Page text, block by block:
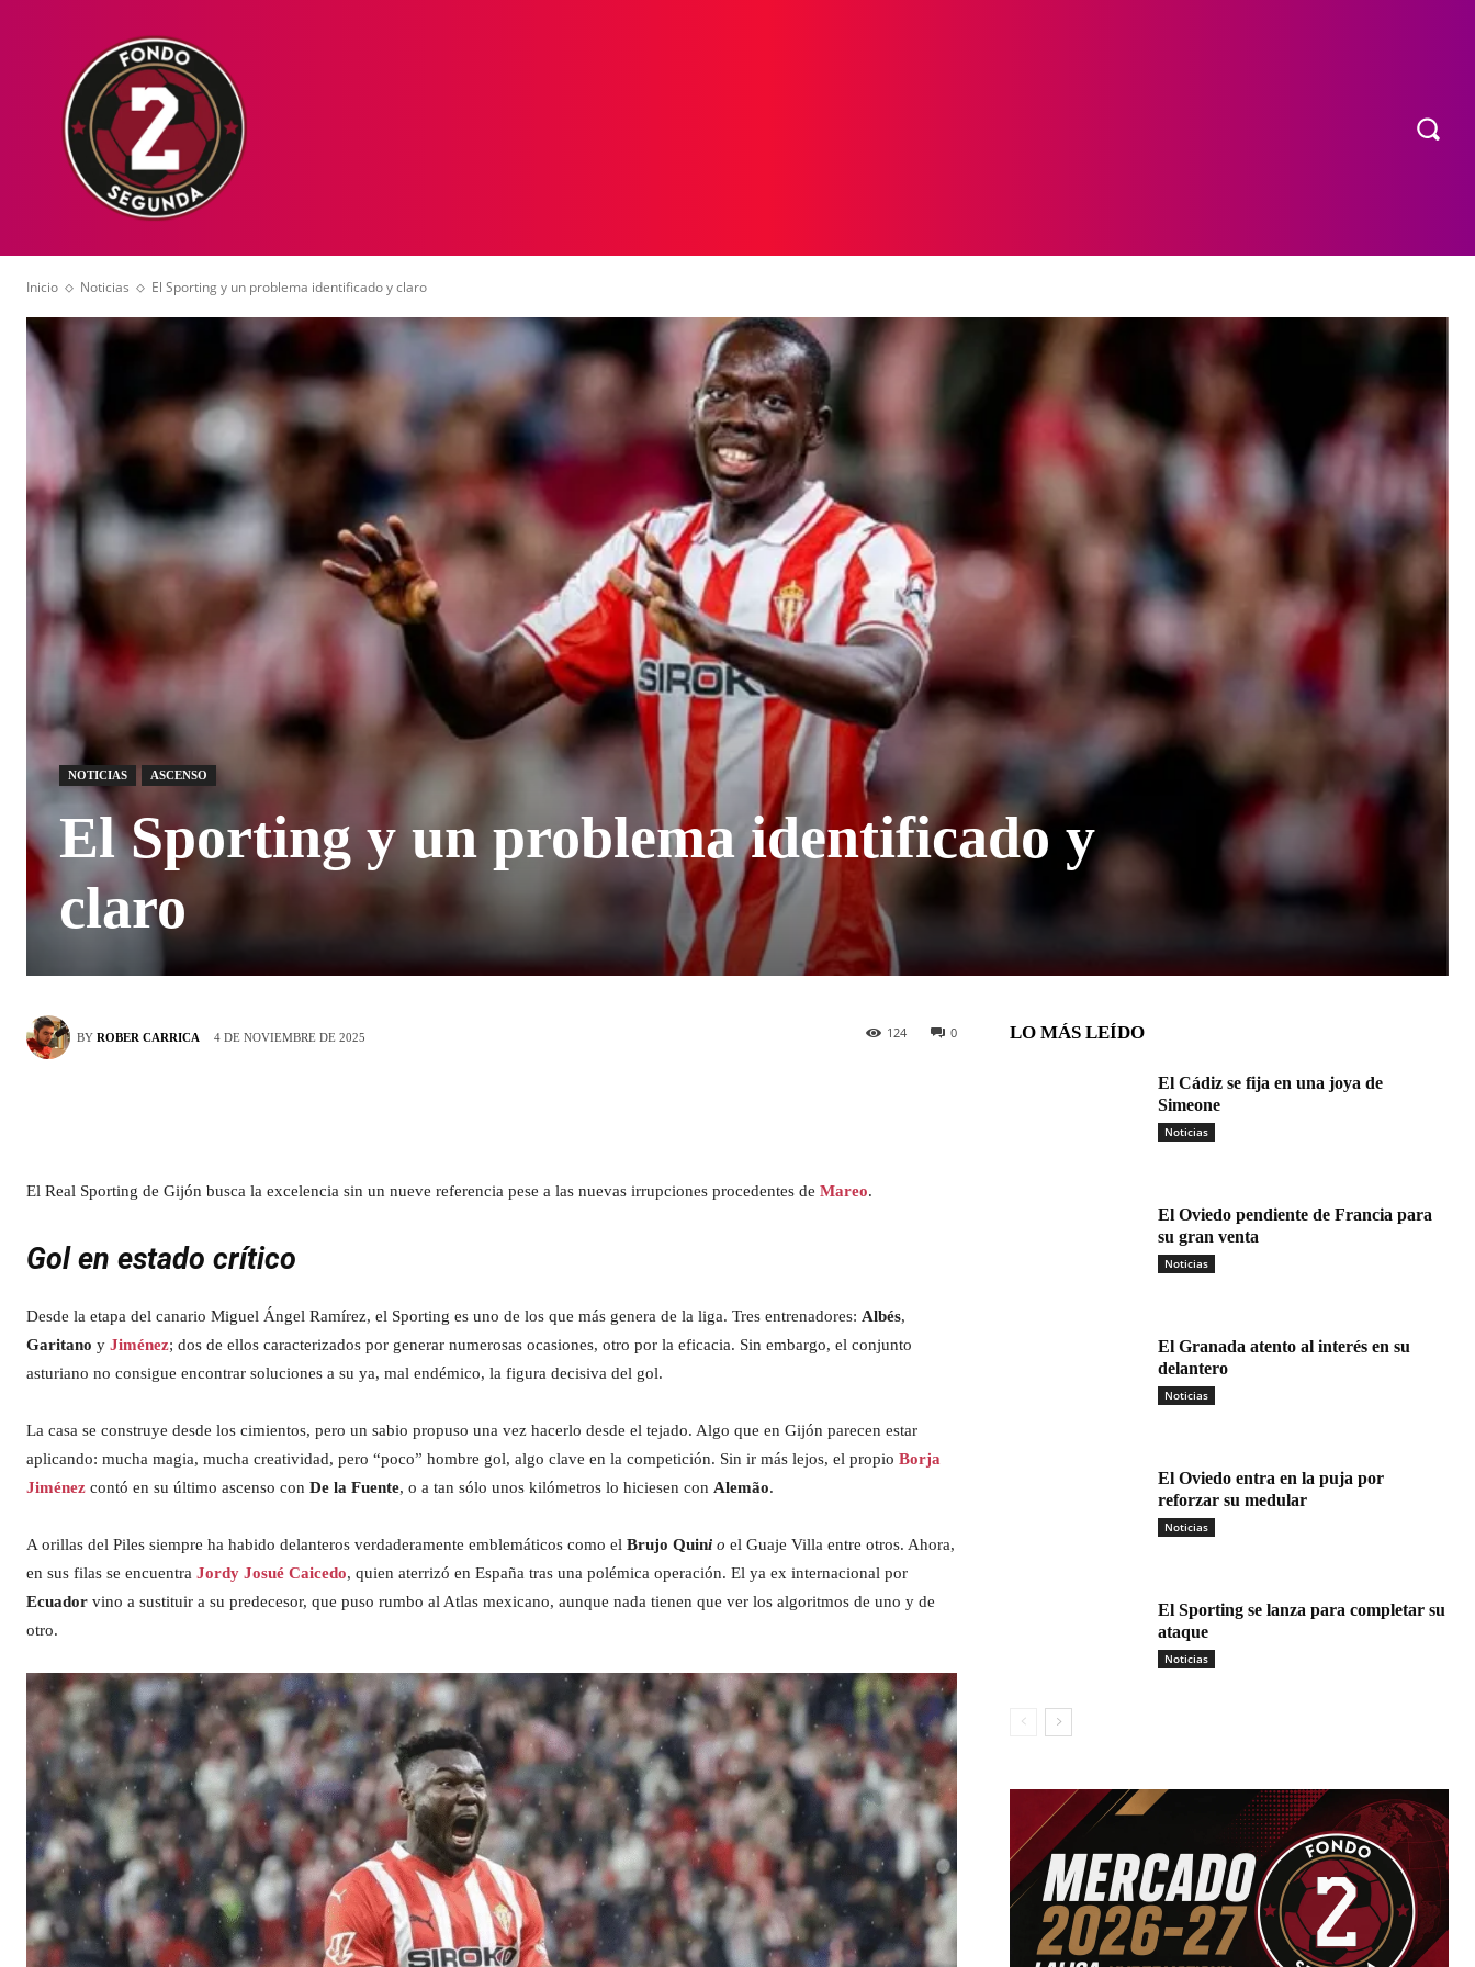
Inicio Noticias El Sporting y un problema identificado y claro
NOTICIAS ASCENSO
El Sporting y un problema identificado y
claro
BY ROBER CARRICA 4 DE NOVIEMBRE DE 2025 0
124
El Real Sporting de Gijón busca la excelencia sin un nueve referencia pese a las nuevas irrupciones procedentes de Mareo.
Gol en estado crítico
Desde la etapa del canario Miguel Ángel Ramírez, el Sporting es uno de los que más genera de la liga. Tres entrenadores: Albés,
Garitano y Jiménez; dos de ellos caracterizados por generar numerosas ocasiones, otro por la eficacia. Sin embargo, el conjunto
asturiano no consigue encontrar soluciones a su ya, mal endémico, la figura decisiva del gol.
La casa se construye desde los cimientos, pero un sabio propuso una vez hacerlo desde el tejado. Algo que en Gijón parecen estar
aplicando: mucha magia, mucha creatividad, pero “poco” hombre gol, algo clave en la competición. Sin ir más lejos, el propio Borja
Jiménez contó en su último ascenso con De la Fuente, o a tan sólo unos kilómetros lo hiciesen con Alemão.
A orillas del Piles siempre ha habido delanteros verdaderamente emblemáticos como el Brujo Quini o el Guaje Villa entre otros. Ahora,
en sus filas se encuentra Jordy Josué Caicedo, quien aterrizó en España tras una polémica operación. El ya ex internacional por
Ecuador vino a sustituir a su predecesor, que puso rumbo al Atlas mexicano, aunque nada tienen que ver los algoritmos de uno y de
otro.
LO MÁS LEÍDO
El Cádiz se fija en una joya de
Simeone
Noticias
El Oviedo pendiente de Francia para
su gran venta
Noticias
El Granada atento al interés en su
delantero
Noticias
El Oviedo entra en la puja por
reforzar su medular
Noticias
El Sporting se lanza para completar su
ataque
Noticias